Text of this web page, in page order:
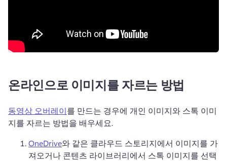
온라인으로 이미지를 자르는 방법
동영상 오버레이를 만드는 경우에 개인 이미지와 스톡 이미
지를 자르는 방법을 배우세요.
OneDrive와 같은 클라우드 스토리지에서 이미지를 가
져오거나 콘텐츠 라이브러리에서 스톡 이미지를 선택